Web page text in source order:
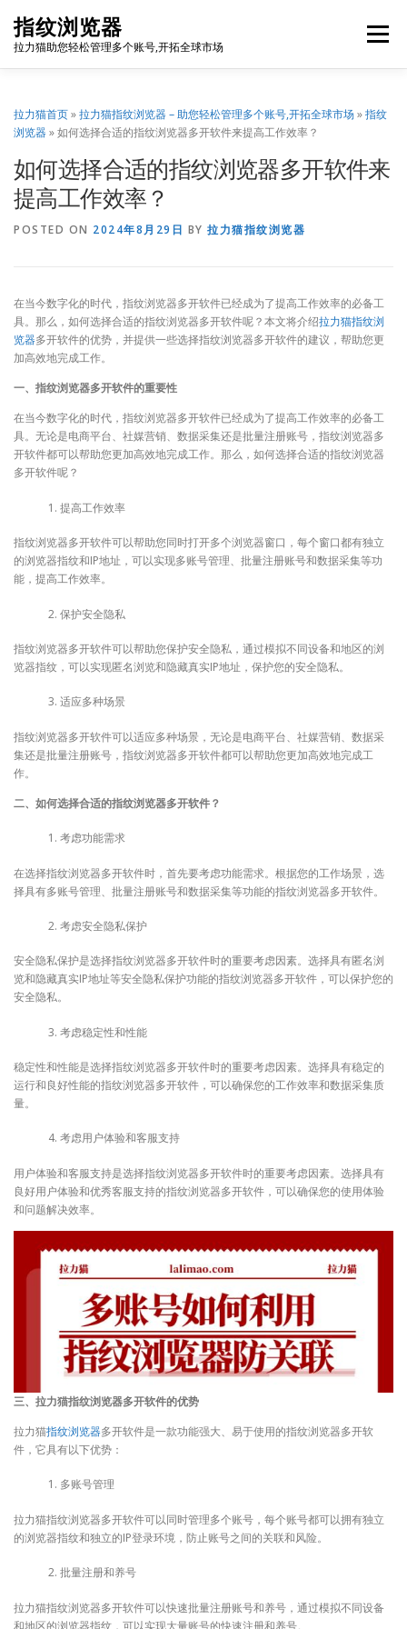
content
指纹浏览器
拉力猫助您轻松管理多个账号,开拓全球市场
Menu
联系我们 免费注册 账号登录 软件下载
拉力猫首页»拉力猫指纹浏览器 – 助您轻松管理多个账号,开拓全球市场»指纹
浏览器»如何选择合适的指纹浏览器多开软件来提高工作效率？
如何选择合适的指纹浏览器多开软件来
提高工作效率？
POSTED ON 2024年8月29日 BY 拉力猫指纹浏览器
在当今数字化的时代，指纹浏览器多开软件已经成为了提高工作效率的必备工
具。那么，如何选择合适的指纹浏览器多开软件呢？本文将介绍拉力猫指纹浏
览器多开软件的优势，并提供一些选择指纹浏览器多开软件的建议，帮助您更
加高效地完成工作。
一、指纹浏览器多开软件的重要性
在当今数字化的时代，指纹浏览器多开软件已经成为了提高工作效率的必备工
具。无论是电商平台、社媒营销、数据采集还是批量注册账号，指纹浏览器多
开软件都可以帮助您更加高效地完成工作。那么，如何选择合适的指纹浏览器
多开软件呢？
提高工作效率
指纹浏览器多开软件可以帮助您同时打开多个浏览器窗口，每个窗口都有独立
的浏览器指纹和IP地址，可以实现多账号管理、批量注册账号和数据采集等功
能，提高工作效率。
保护安全隐私
指纹浏览器多开软件可以帮助您保护安全隐私，通过模拟不同设备和地区的浏
览器指纹，可以实现匿名浏览和隐藏真实IP地址，保护您的安全隐私。
适应多种场景
指纹浏览器多开软件可以适应多种场景，无论是电商平台、社媒营销、数据采
集还是批量注册账号，指纹浏览器多开软件都可以帮助您更加高效地完成工
作。
二、如何选择合适的指纹浏览器多开软件？
考虑功能需求
在选择指纹浏览器多开软件时，首先要考虑功能需求。根据您的工作场景，选
择具有多账号管理、批量注册账号和数据采集等功能的指纹浏览器多开软件。
考虑安全隐私保护
安全隐私保护是选择指纹浏览器多开软件时的重要考虑因素。选择具有匿名浏
览和隐藏真实IP地址等安全隐私保护功能的指纹浏览器多开软件，可以保护您的
安全隐私。
考虑稳定性和性能
稳定性和性能是选择指纹浏览器多开软件时的重要考虑因素。选择具有稳定的
运行和良好性能的指纹浏览器多开软件，可以确保您的工作效率和数据采集质
量。
考虑用户体验和客服支持
用户体验和客服支持是选择指纹浏览器多开软件时的重要考虑因素。选择具有
良好用户体验和优秀客服支持的指纹浏览器多开软件，可以确保您的使用体验
和问题解决效率。
三、拉力猫指纹浏览器多开软件的优势
拉力猫指纹浏览器多开软件是一款功能强大、易于使用的指纹浏览器多开软
件，它具有以下优势：
多账号管理
拉力猫指纹浏览器多开软件可以同时管理多个账号，每个账号都可以拥有独立
的浏览器指纹和独立的IP登录环境，防止账号之间的关联和风险。
批量注册和养号
拉力猫指纹浏览器多开软件可以快速批量注册账号和养号，通过模拟不同设备
和地区的浏览器指纹，可以实现大量账号的快速注册和养号。